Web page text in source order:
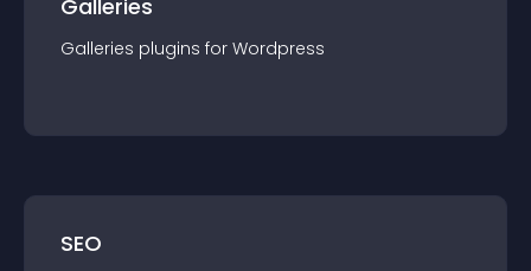
Galleries
Galleries plugins for Wordpress
SEO